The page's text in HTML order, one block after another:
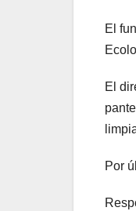
El
El
Por